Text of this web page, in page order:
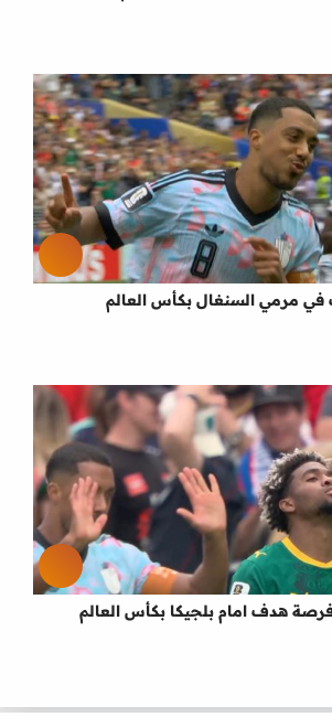
في مرمي السنغال بكأس العالم
فرصة هدف امام بلجيكا بكأس العالم